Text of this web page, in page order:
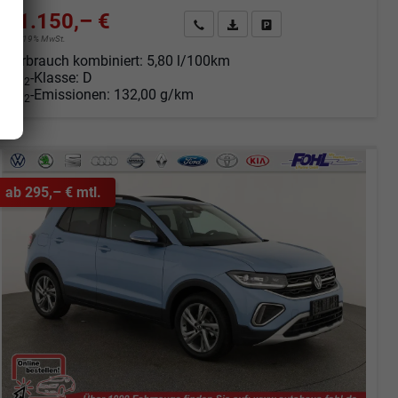
31.150,– €
incl. 19% MwSt.
Angebot anfordern
Fahrzeugexpose (PDF)
Fahrzeug parken
Verbrauch kombiniert: 5,80 l/100km
2-Klasse: D
2-Emissionen: 132,00 g/km
ab 295,– € mtl.